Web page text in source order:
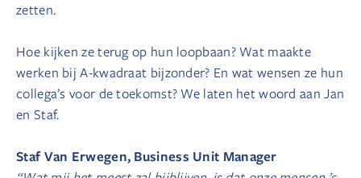
zetten.
Hoe kijken ze terug op hun loopbaan? Wat maakte
werken bij A-kwadraat bijzonder? En wat wensen ze hun
collega’s voor de toekomst? We laten het woord aan Jan
en Staf.
Staf Van Erwegen, Business Unit Manager